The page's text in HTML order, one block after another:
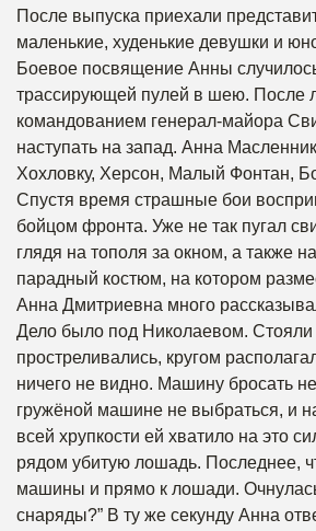
После выпуска приехали
маленькие, худенькие девушки и
Боевое посвящение Анны
трассирующей пулей в шею. После
командованием генерал-майора
наступать на запад. Анна
Хохловку, Херсон, Малый Фонтан,
Спустя время страшные бои
бойцом фронта. Уже не так пугал
глядя на тополя за окном, а также
парадный костюм, на котором
Анна Дмитриевна много
Дело было под Николаевом. Стояли
простреливались, кругом
ничего не видно. Машину бросать
гружёной машине не выбраться, и
всей хрупкости ей хватило на это
рядом убитую лошадь. Последнее,
машины и прямо к лошади. Очнулась
снаряды?” В ту же секунду Анна